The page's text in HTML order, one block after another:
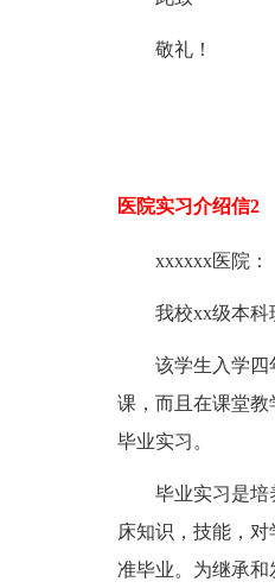
敬礼！
医院实习介绍信2
xxxxxx医院：
我校xx级本科
该学生入学四
课，而且在课堂
毕业实习。
毕业实习是培
床知识，技能，
准毕业。为继承和